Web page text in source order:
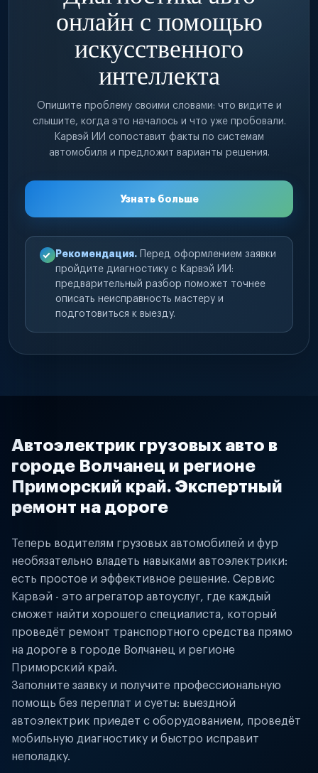
онлайн с помощью
искусственного
интеллекта
Опишите проблему своими словами: что видите и
слышите, когда это началось и что уже пробовали.
Карвэй ИИ сопоставит факты по системам
автомобиля и предложит варианты решения.
Узнать больше
Рекомендация. Перед оформлением заявки
пройдите диагностику с Карвэй ИИ:
предварительный разбор поможет точнее
описать неисправность мастеру и
подготовиться к выезду.
Автоэлектрик грузовых авто в
городе Волчанец и регионе
Приморский край. Экспертный
ремонт на дороге
Теперь водителям грузовых автомобилей и фур
необязательно владеть навыками автоэлектрики:
есть простое и эффективное решение. Сервис
Карвэй - это агрегатор автоуслуг, где каждый
сможет найти хорошего специалиста, который
проведёт ремонт транспортного средства прямо
на дороге в городе Волчанец и регионе
Приморский край.
Заполните заявку и получите профессиональную
помощь без переплат и суеты: выездной
автоэлектрик приедет с оборудованием, проведёт
мобильную диагностику и быстро исправит
неполадку.